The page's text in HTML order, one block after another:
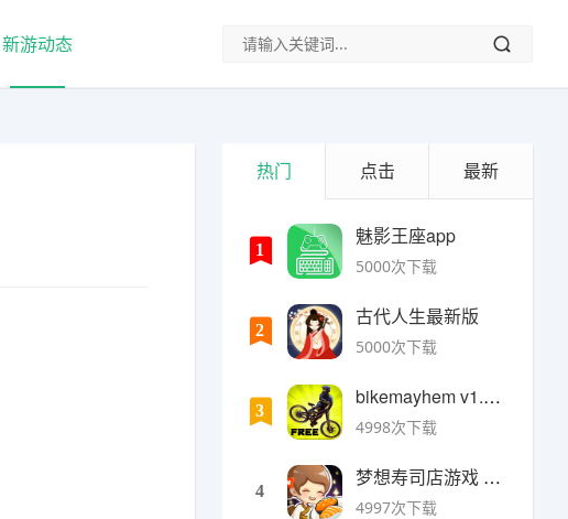
新游动态
热门 点击 最新
1
魅影王座app
5000次下载
2
古代人生最新版
5000次下载
3
bikemayhem v1.6.2安卓版
4998次下载
4
梦想寿司店游戏 v4.14.1安卓版
4997次下载